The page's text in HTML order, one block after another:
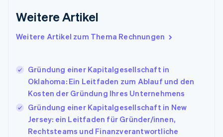
Weitere Artikel
Weitere Artikel zum Thema Rechnungen
Gründung einer Kapitalgesellschaft in
Oklahoma: Ein Leitfaden zum Ablauf und den
Kosten der Gründung Ihres Unternehmens
Gründung einer Kapitalgesellschaft in New
Jersey: ein Leitfaden für Gründer/innen,
Rechtsteams und Finanzverantwortliche
Indien
Irland
Italiano English
Japan
日本語 English
EnglishFrançais
Kroatien
EnglishItaliano